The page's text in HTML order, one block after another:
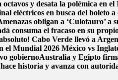
y desata la polémica en
eléctricos en busca del boleto
obligan a ‘Culotauro’ a
consuma el fracaso en su
Cabo Verde llevó a
el Mundial 2026 México vs
gobiernoAustralia y Egipto
historia y avanza con